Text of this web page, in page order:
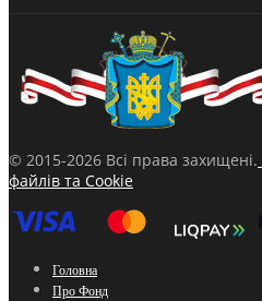
© 2015-2026 Всі права захищені.
файлів та Cookie
Головна
Про Фонд